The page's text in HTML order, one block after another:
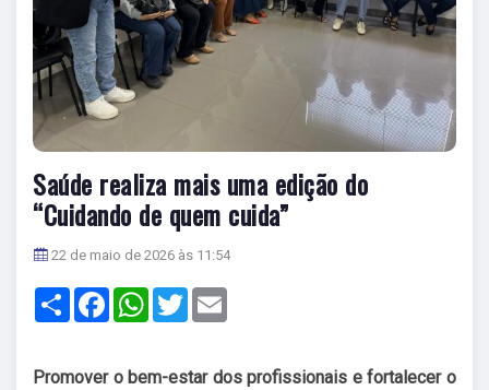
Saúde realiza mais uma edição do
“Cuidando de quem cuida”
22 de maio de 2026 às 11:54
Share FacebookWhatsApp
Twitter
Promover o bem-estar dos profissionais e fortalecer o